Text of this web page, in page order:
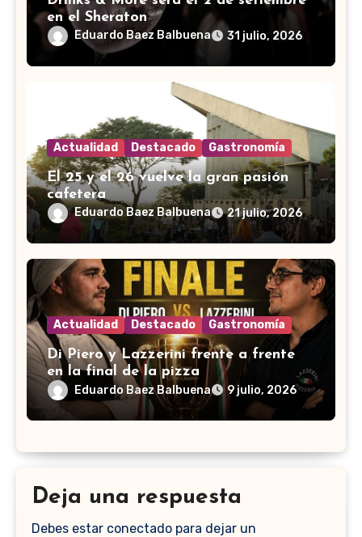
en el Sheraton
Eduardo Baez Balbuena 31 julio, 2026
Actualidad Destacado Gastronomía
El 25 y el 26 vuelve la gran pasión
cafetera
Eduardo Baez Balbuena 21 julio, 2026
Actualidad Destacado Gastronomía
Di Piero y Lazzerini frente a frente
en la final de la pizza
Eduardo Baez Balbuena 9 julio, 2026
Deja una respuesta
Debes estar conectado para dejar un